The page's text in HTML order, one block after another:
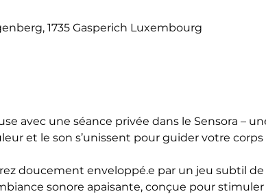
1735 Gasperich Luxembourg
avec une séance privée dans le Sensora –
et le son s’unissent pour guider votre
doucement enveloppé.e par un jeu subtil
sonore apaisante, conçue pour